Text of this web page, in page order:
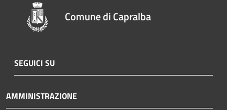
Comune di Capralba
SEGUICI SU
AMMINISTRAZIONE